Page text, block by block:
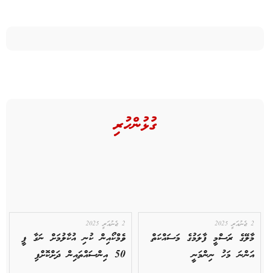
ގުޅުންހުރި
2 ޖެނުއަރީ 2025
މާލޭގެ ރަސްމީ ފާލަމުގެ މަސައްކަތް
އަންނަ މަހު ނިންމަނީ
2 ޖެނުއަރީ 2025
ވެމްކޯއިން ކުނި އުކާލުމަށް ނަގާ ފީ
50 އިންސައްތައިން ދަށްކޮށްފި